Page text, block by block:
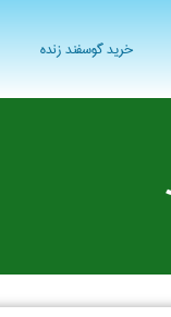
خرید گوسفند زنده